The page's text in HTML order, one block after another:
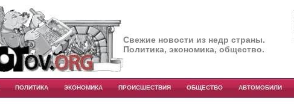
Свежие новости из недр страны.
Политика, экономика, общество.
ПОЛИТИКА ЭКОНОМИКА ПРОИСШЕСТВИЯ ОБЩЕСТВО АВТОМОБИЛИ